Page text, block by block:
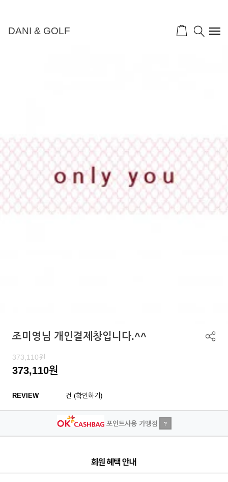
DANI & GOLF
조미영님 개인결제창입니다.^^
373,110원
373,110원
REVIEW 건 (확인하기)
포인트사용 가맹점 ?